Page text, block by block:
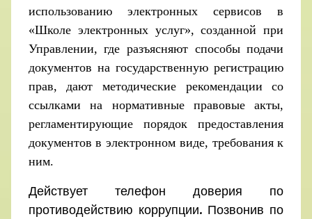
использованию электронных сервисов в
«Школе электронных услуг», созданной при
Управлении, где разъясняют способы подачи
документов на государственную регистрацию
прав, дают методические рекомендации со
ссылками на нормативные правовые акты,
регламентирующие порядок предоставления
документов в электронном виде, требования к
ним.
Действует телефон доверия по
противодействию коррупции. Позвонив по